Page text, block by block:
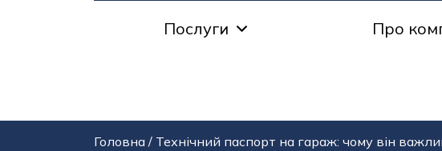
Послуги Про
Головна / Технічний паспорт на гараж: чому він